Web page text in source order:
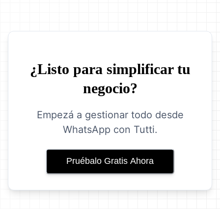
¿Listo para simplificar tu
negocio?
Empezá a gestionar todo desde
WhatsApp con Tutti.
Pruébalo Gratis Ahora